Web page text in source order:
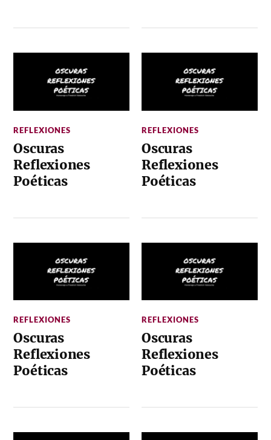
REFLEXIONES
Oscuras
Reflexiones
Poéticas
REFLEXIONES
Oscuras
Reflexiones
Poéticas
REFLEXIONES
Oscuras
Reflexiones
Poéticas
REFLEXIONES
Oscuras
Reflexiones
Poéticas